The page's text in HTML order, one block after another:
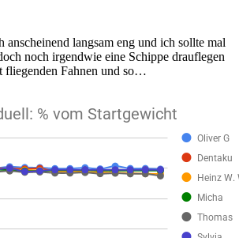
anscheinend langsam eng und ich sollte mal
noch irgendwie eine Schippe drauflegen
fliegenden Fahnen und so…